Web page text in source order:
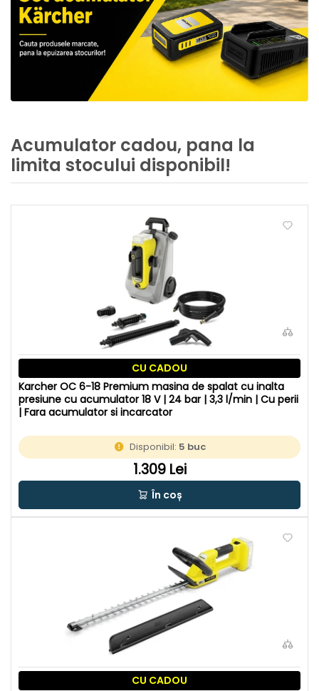
Acumulator cadou, pana la
limita stocului disponibil!
CU CADOU
Karcher OC 6-18 Premium masina de spalat cu inalta
presiune cu acumulator 18 V | 24 bar | 3,3 l/min | Cu perii
| Fara acumulator si incarcator
Disponibil: 5 buc
1.309 Lei
În coș
CU CADOU